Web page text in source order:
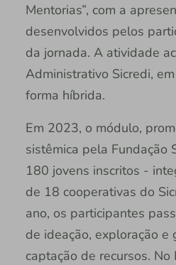
Mentorias”, com a
desenvolvidos pelos
da jornada. A atividade
Administrativo Sicredi,
forma híbrida.
Em 2023, o módulo,
sistêmica pela Fundação
180 jovens inscritos -
de 18 cooperativas do
ano, os participantes
de ideação, exploração
captação de recursos.